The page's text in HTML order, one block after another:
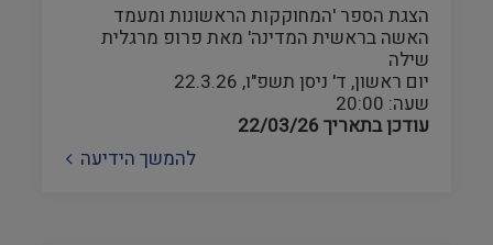
הצגת הספר 'המחוקקות הראשונות ומעמד
האשה בראשית המדינה' מאת פרופ מרגלית
שילה
יום ראשון, ד' ניסן תשפ"ו, 22.3.26
שעה: 20:00
עודכן בתאריך 22/03/26
להמשך הידיעה